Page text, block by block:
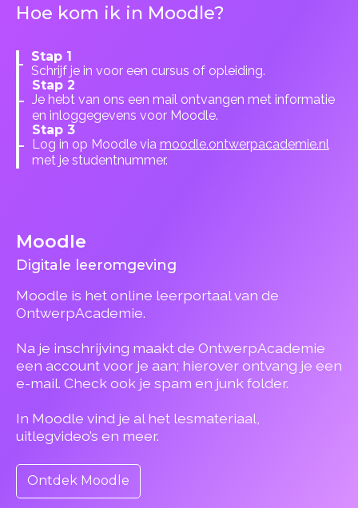
Hoe kom ik in Moodle?
Stap 1
Schrijf je in voor een cursus of opleiding.
Stap 2
Je hebt van ons een mail ontvangen met informatie
en inloggegevens voor Moodle.
Stap 3
Log in op Moodle via moodle.ontwerpacademie.nl
met je studentnummer.
Moodle
Digitale leeromgeving
Moodle is het online leerportaal van de
OntwerpAcademie.
Na je inschrijving maakt de OntwerpAcademie
een account voor je aan; hierover ontvang je een
e-mail. Check ook je spam en junk folder.
In Moodle vind je al het lesmateriaal,
uitlegvideo’s en meer.
Ontdek Moodle